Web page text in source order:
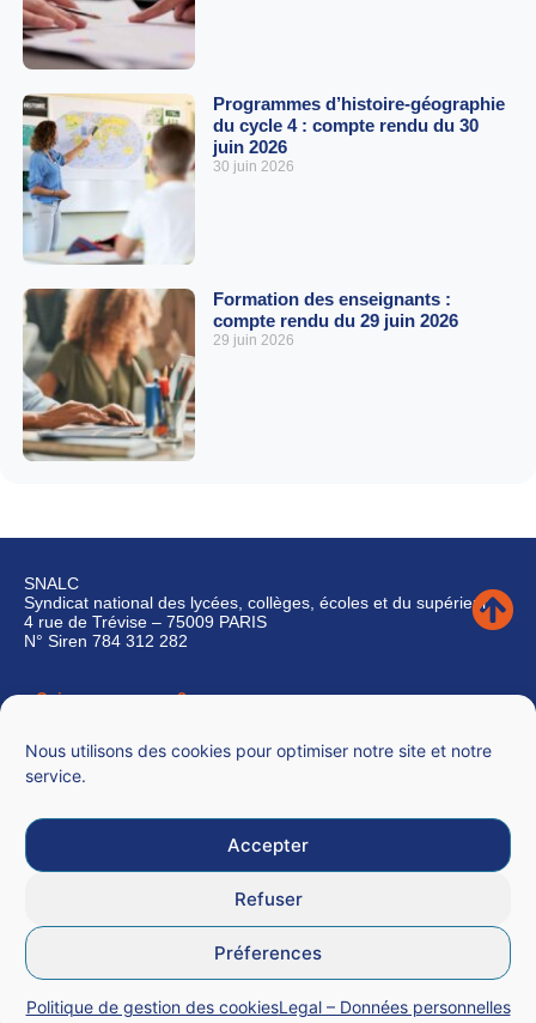
Nous utilisons des cookies pour optimiser notre site et notre
service.
Accepter
Refuser
Préferences
Politique de gestion des cookiesLegal – Données personnelles
Programmes d’histoire-géographie
du cycle 4 : compte rendu du 30
juin 2026
30 juin 2026
Formation des enseignants :
compte rendu du 29 juin 2026
29 juin 2026
SNALC
Syndicat national des lycées, collèges, écoles et du supérieur
4 rue de Trévise – 75009 PARIS
N° Siren 784 312 282
Qui sommes-nous ?
CGU